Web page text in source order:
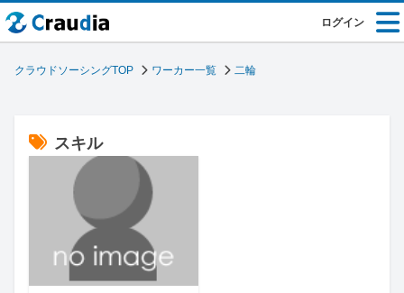
ログイン
クラウドソーシングTOP ワーカー一覧 二輪
スキル